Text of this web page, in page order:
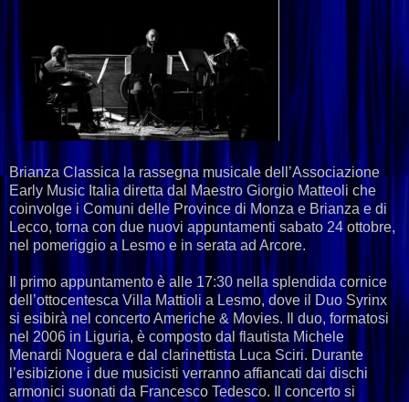
Brianza Classica la rassegna musicale dell’Associazione
Early Music Italia diretta dal Maestro Giorgio Matteoli che
coinvolge i Comuni delle Province di Monza e Brianza e di
Lecco, torna con due nuovi appuntamenti sabato 24 ottobre,
nel pomeriggio a Lesmo e in serata ad Arcore.
Il primo appuntamento è alle 17:30 nella splendida cornice
dell’ottocentesca Villa Mattioli a Lesmo, dove il Duo Syrinx
si esibirà nel concerto Americhe & Movies. Il duo, formatosi
nel 2006 in Liguria, è composto dal flautista Michele
Menardi Noguera e dal clarinettista Luca Sciri. Durante
l’esibizione i due musicisti verranno affiancati dai dischi
armonici suonati da Francesco Tedesco. Il concerto si